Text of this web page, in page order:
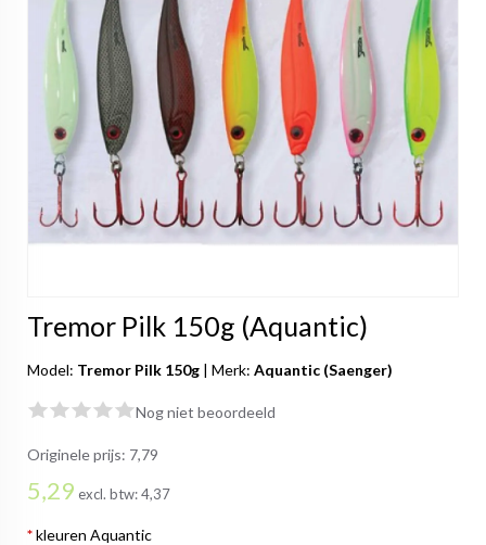
Tremor Pilk 150g (Aquantic)
Model: Tremor Pilk 150g | Merk: Aquantic (Saenger)
Nog niet beoordeeld
Originele prijs: 7,79
5,29 excl. btw:4,37
*kleuren Aquantic